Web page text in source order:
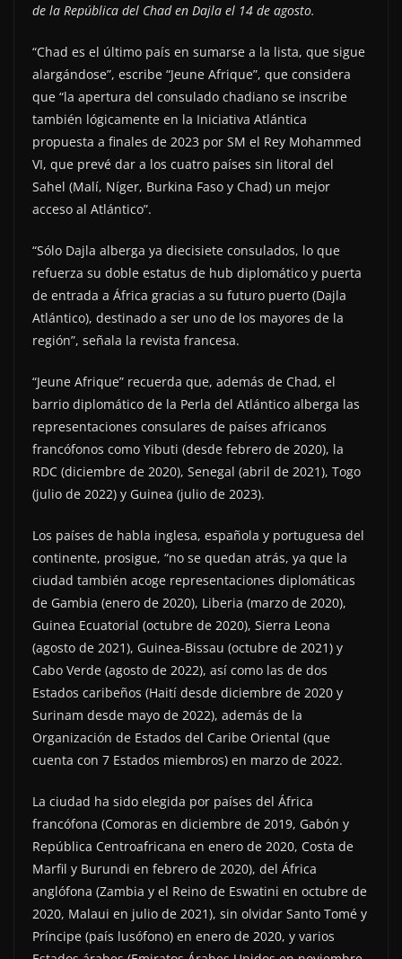
de la República del Chad en Dajla el 14 de agosto.
“Chad es el último país en sumarse a la lista, que sigue
alargándose”, escribe “Jeune Afrique”, que considera
que “la apertura del consulado chadiano se inscribe
también lógicamente en la Iniciativa Atlántica
propuesta a finales de 2023 por SM el Rey Mohammed
VI, que prevé dar a los cuatro países sin litoral del
Sahel (Malí, Níger, Burkina Faso y Chad) un mejor
acceso al Atlántico”.
“Sólo Dajla alberga ya diecisiete consulados, lo que
refuerza su doble estatus de hub diplomático y puerta
de entrada a África gracias a su futuro puerto (Dajla
Atlántico), destinado a ser uno de los mayores de la
región”, señala la revista francesa.
“Jeune Afrique” recuerda que, además de Chad, el
barrio diplomático de la Perla del Atlántico alberga las
representaciones consulares de países africanos
francófonos como Yibuti (desde febrero de 2020), la
RDC (diciembre de 2020), Senegal (abril de 2021), Togo
(julio de 2022) y Guinea (julio de 2023).
Los países de habla inglesa, española y portuguesa del
continente, prosigue, “no se quedan atrás, ya que la
ciudad también acoge representaciones diplomáticas
de Gambia (enero de 2020), Liberia (marzo de 2020),
Guinea Ecuatorial (octubre de 2020), Sierra Leona
(agosto de 2021), Guinea-Bissau (octubre de 2021) y
Cabo Verde (agosto de 2022), así como las de dos
Estados caribeños (Haití desde diciembre de 2020 y
Surinam desde mayo de 2022), además de la
Organización de Estados del Caribe Oriental (que
cuenta con 7 Estados miembros) en marzo de 2022.
La ciudad ha sido elegida por países del África
francófona (Comoras en diciembre de 2019, Gabón y
República Centroafricana en enero de 2020, Costa de
Marfil y Burundi en febrero de 2020), del África
anglófona (Zambia y el Reino de Eswatini en octubre de
2020, Malaui en julio de 2021), sin olvidar Santo Tomé y
Príncipe (país lusófono) en enero de 2020, y varios